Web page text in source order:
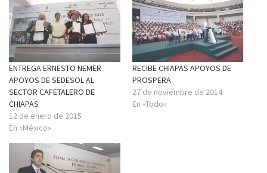
ENTREGA ERNESTO NEMER
APOYOS DE SEDESOL AL
SECTOR CAFETALERO DE
CHIAPAS
12 de enero de 2015
En «México»
RECIBE CHIAPAS APOYOS DE
PROSPERA
27 de noviembre de 2014
En «Todo»